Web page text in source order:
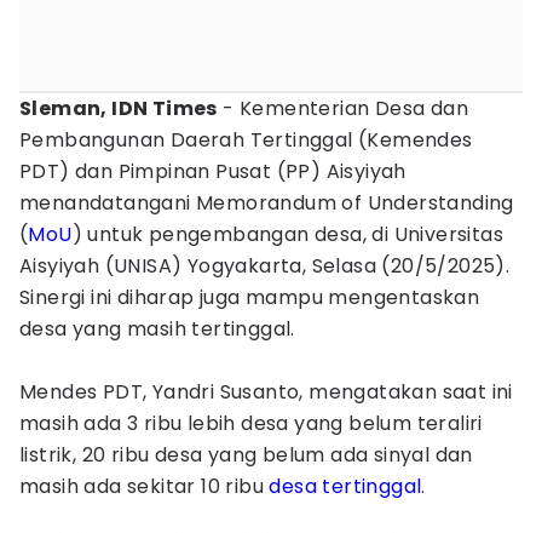
Sleman, IDN Times - Kementerian Desa dan
Pembangunan Daerah Tertinggal (Kemendes
PDT) dan Pimpinan Pusat (PP) Aisyiyah
menandatangani Memorandum of Understanding
(MoU) untuk pengembangan desa, di Universitas
Aisyiyah (UNISA) Yogyakarta, Selasa (20/5/2025).
Sinergi ini diharap juga mampu mengentaskan
desa yang masih tertinggal.
Mendes PDT, Yandri Susanto, mengatakan saat ini
masih ada 3 ribu lebih desa yang belum teraliri
listrik, 20 ribu desa yang belum ada sinyal dan
masih ada sekitar 10 ribudesa tertinggal.